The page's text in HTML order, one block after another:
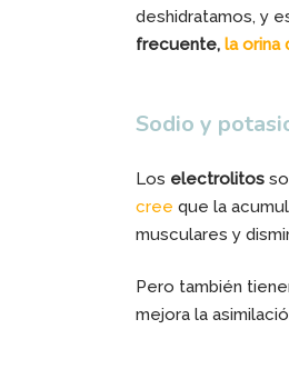
deshidratamos, y
frecuente, la orina
Sodio y
Los electrolitos
cree que la
musculares y
Pero también
mejora la